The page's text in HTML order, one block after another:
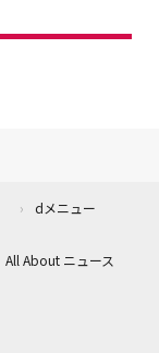
dメニュー
All About ニュース